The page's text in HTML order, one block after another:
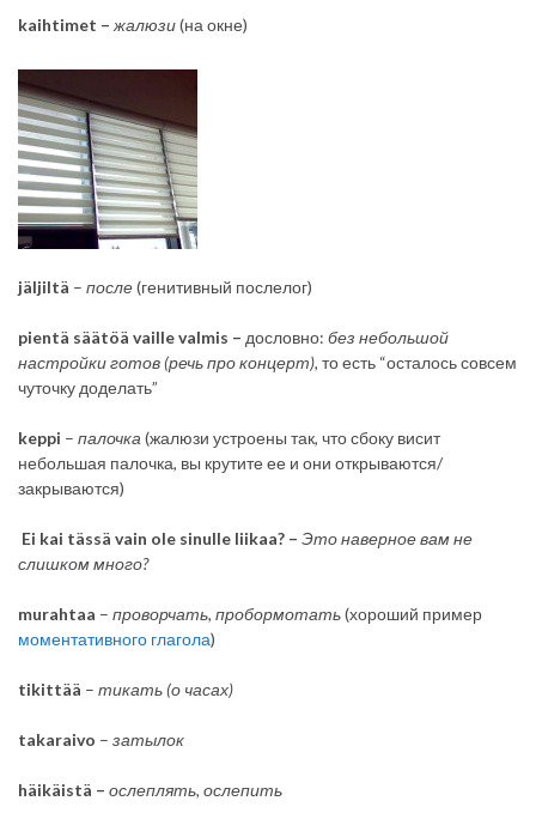
kaihtimet – жалюзи(на окне)
jäljiltä – после(генитивный послелог)
pientä säätöä vaille valmis – дословно: без небольшой
настройки готов (речь про концерт), то есть “осталось совсем
чуточку доделать”
keppi – палочка (жалюзи устроены так, что сбоку висит
небольшая палочка, вы крутите ее и они открываются/
закрываются)
Ei kai tässä vain ole sinulle liikaa? – Это наверное вам не
слишком много?
murahtaa – проворчать, пробормотать(хороший пример
моментативного глагола)
tikittää – тикать (о часах)
takaraivo – затылок
häikäistä – ослеплять, ослепить